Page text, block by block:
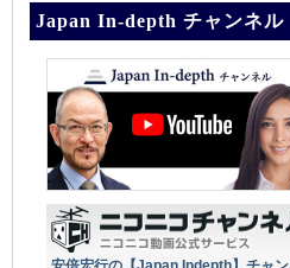
Japan In-depth チャンネル